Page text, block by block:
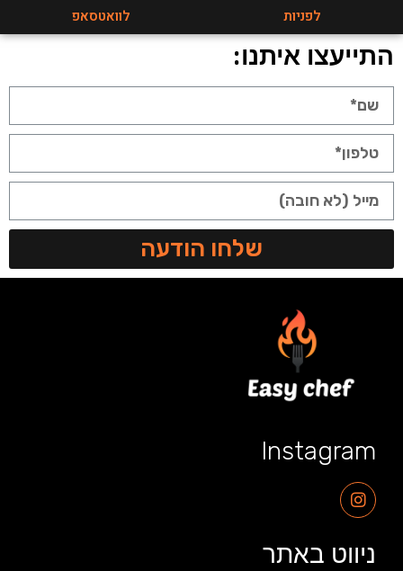
לפניות לוואטסאפ
התייעצו איתנו:
שלחו הודעה
Instagram
ניווט באתר